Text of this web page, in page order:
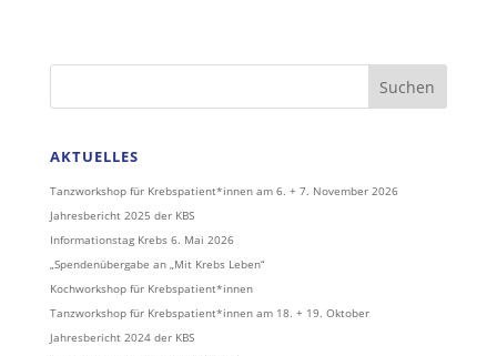
AKTUELLES
Tanzworkshop für Krebspatient*innen am 6. + 7. November 2026
Jahresbericht 2025 der KBS
Informationstag Krebs 6. Mai 2026
„Spendenübergabe an „Mit Krebs Leben“
Kochworkshop für Krebspatient*innen
Tanzworkshop für Krebspatient*innen am 18. + 19. Oktober
Jahresbericht 2024 der KBS